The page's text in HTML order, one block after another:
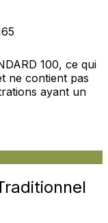
100, ce qui
ne contient pas
ayant un